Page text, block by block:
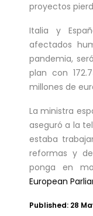
proyectos
Italia y
afectados
pandemia,
plan con
millones de
La ministra
aseguró a la
estaba
reformas y
ponga en
European
Published: 28